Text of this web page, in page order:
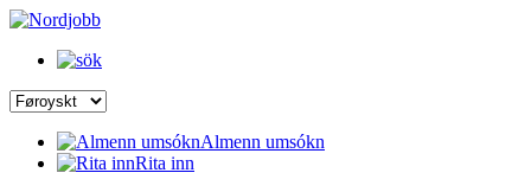
Almenn umsókn
Rita inn